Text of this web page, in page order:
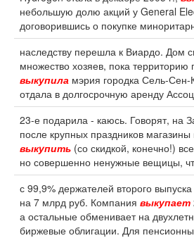
небольшую долю акций у General
договорившись о покупке
наследству перешла к Виардо. Дом
множество хозяев, пока территорию
выкупила мэрия городка Сель-Сен-
отдала в долгосрочную аренду
23-е подарила - каюсь. Говорят, на
после крупных праздников магазины
выкупить (со скидкой, конечно!)
но совершенно ненужные вещицы,
с 99,9% держателей второго
на 7 млрд руб. Компания выкупает
а остальные обменивает на
биржевые облигации. Для